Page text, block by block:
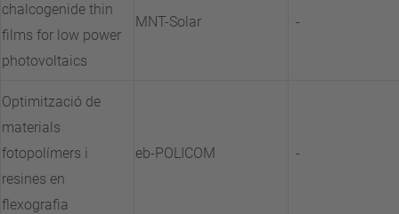
chalcogenide thin
films for low power
photovoltaics
MNT-Solar -
Optimització de
materials
fotopolímers i
resines en
flexografia
eb-POLICOM -